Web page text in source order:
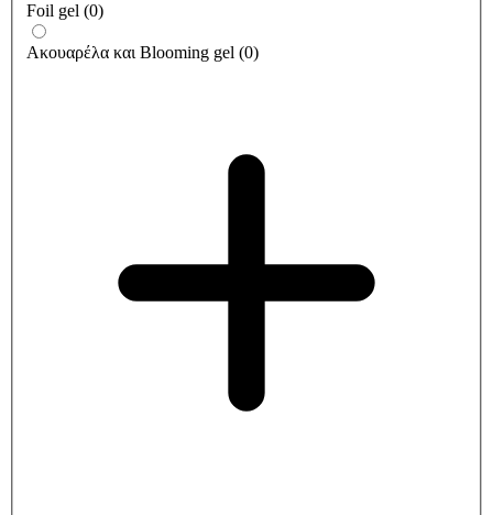
Foil gel (0)
Ακουαρέλα και Blooming gel (0)